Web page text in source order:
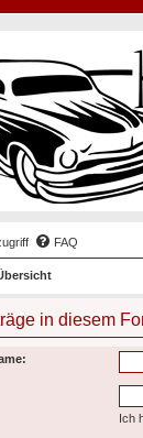
FAQ
in diesem
Ich